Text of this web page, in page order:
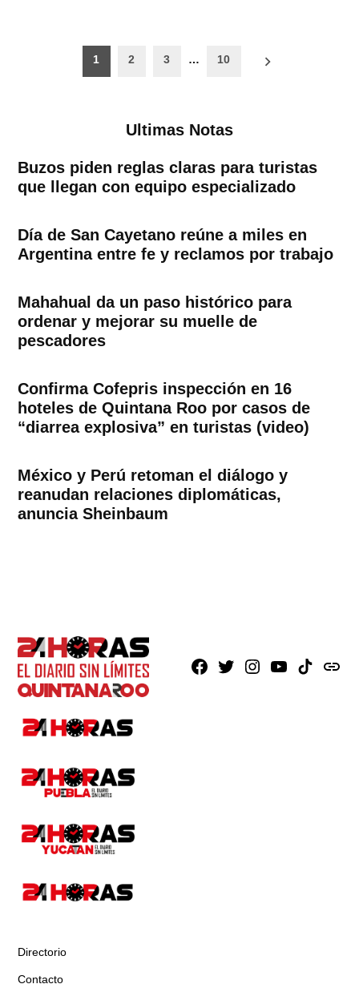
Paginación
1 2 3 … 10
Ultimas Notas
Buzos piden reglas claras para turistas
que llegan con equipo especializado
Día de San Cayetano reúne a miles en
Argentina entre fe y reclamos por trabajo
Mahahual da un paso histórico para
ordenar y mejorar su muelle de
pescadores
Confirma Cofepris inspección en 16
hoteles de Quintana Roo por casos de
“diarrea explosiva” en turistas (video)
México y Perú retoman el diálogo y
reanudan relaciones diplomáticas,
anuncia Sheinbaum
Facebook
X Instagram
YoutubeTikTokissuu
Directorio
Contacto